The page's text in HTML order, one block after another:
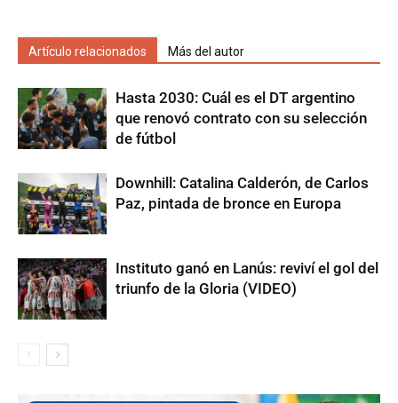
Artículo relacionados Más del autor
Hasta 2030: Cuál es el DT argentino
que renovó contrato con su selección
de fútbol
Downhill: Catalina Calderón, de Carlos
Paz, pintada de bronce en Europa
Instituto ganó en Lanús: reviví el gol del
triunfo de la Gloria (VIDEO)